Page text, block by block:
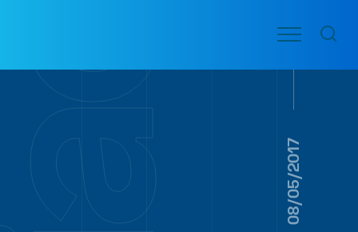
conteúdo
VOO
AÉREAS
Menu
08/05/2017